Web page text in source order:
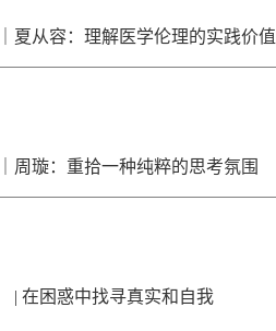
夏从容：理解医学伦理的实践价值
周璇：重拾一种纯粹的思考氛围
| 在困惑中找寻真实和自我